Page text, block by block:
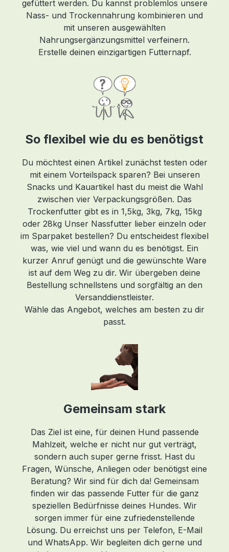
gefüttert werden. Du kannst problemlos unsere
Nass- und Trockennahrung kombinieren und
mit unseren ausgewählten
Nahrungsergänzungsmittel verfeinern.
Erstelle deinen einzigartigen Futternapf.
So flexibel wie du es benötigst
Du möchtest einen Artikel zunächst testen oder
mit einem Vorteilspack sparen? Bei unseren
Snacks und Kauartikel hast du meist die Wahl
zwischen vier Verpackungsgrößen. Das
Trockenfutter gibt es in 1,5kg, 3kg, 7kg, 15kg
oder 28kg Unser Nassfutter lieber einzeln oder
im Sparpaket bestellen? Du entscheidest flexibel
was, wie viel und wann du es benötigst. Ein
kurzer Anruf genügt und die gewünschte Ware
ist auf dem Weg zu dir. Wir übergeben deine
Bestellung schnellstens und sorgfältig an den
Versanddienstleister.
Wähle das Angebot, welches am besten zu dir
passt.
Gemeinsam stark
Das Ziel ist eine, für deinen Hund passende
Mahlzeit, welche er nicht nur gut verträgt,
sondern auch super gerne frisst. Hast du
Fragen, Wünsche, Anliegen oder benötigst eine
Beratung? Wir sind für dich da! Gemeinsam
finden wir das passende Futter für die ganz
speziellen Bedürfnisse deines Hundes. Wir
sorgen immer für eine zufriedenstellende
Lösung. Du erreichst uns per Telefon, E-Mail
und WhatsApp. Wir begleiten dich gerne und